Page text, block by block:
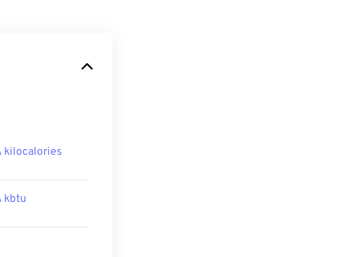
kilocalories
kbtu